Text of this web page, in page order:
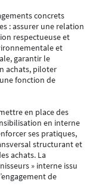
concrets
: assurer une relation
respectueuse et
et
garantir le
achats, piloter
fonction de
en place des
en interne
ses pratiques,
structurant et
achats. La
» interne issu
de